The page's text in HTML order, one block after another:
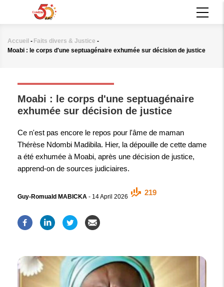
principal
Fil
Accueil - Faits divers & Justice -
Moabi : le corps d'une septuagénaire exhumée sur décision de justice
Moabi : le corps d'une septuagénaire
exhumée sur décision de justice
Ce n'est pas encore le repos pour l'âme de maman
Thérèse Ndombi Madibila. Hier, la dépouille de cette dame
a été exhumée à Moabi, après une décision de justice,
apprend-on de sources judiciaires.
Guy-Romuald MABICKA - 14 April 2026
219